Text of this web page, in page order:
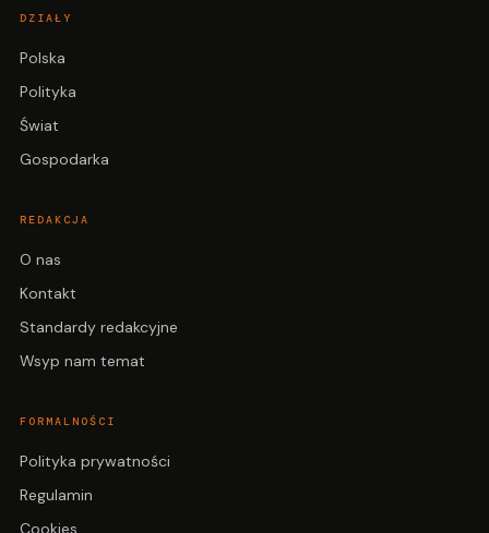
DZIAŁY
Polska
Polityka
Świat
Gospodarka
REDAKCJA
O nas
Kontakt
Standardy redakcyjne
Wsyp nam temat
FORMALNOŚCI
Polityka prywatności
Regulamin
Cookies